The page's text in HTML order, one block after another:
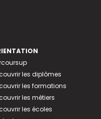
les diplômes
les formations
les métiers
les écoles